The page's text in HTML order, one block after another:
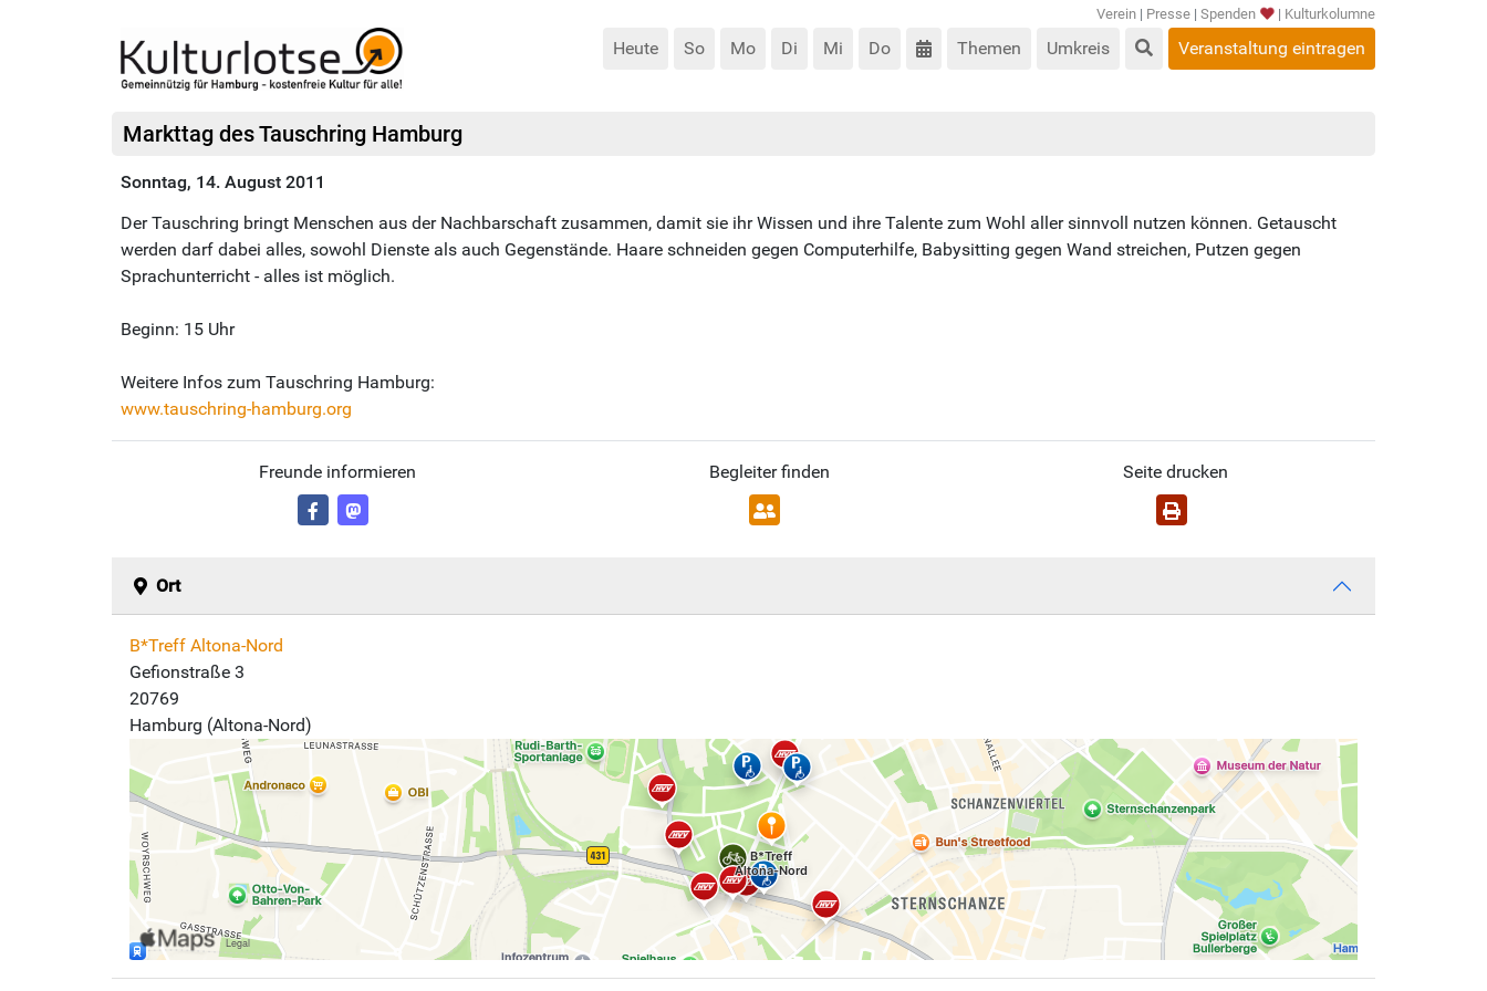
Verein | Presse | Spenden | Kulturkolumne
Heute So Mo Di Mi Do Themen Umkreis Veranstaltung eintragen
Markttag des Tauschring Hamburg
Sonntag, 14. August 2011
Der Tauschring bringt Menschen aus der Nachbarschaft zusammen, damit sie ihr Wissen und ihre Talente zum Wohl aller sinnvoll nutzen können. Getauscht
werden darf dabei alles, sowohl Dienste als auch Gegenstände. Haare schneiden gegen Computerhilfe, Babysitting gegen Wand streichen, Putzen gegen
Sprachunterricht - alles ist möglich.
Beginn: 15 Uhr
Weitere Infos zum Tauschring Hamburg:
www.tauschring-hamburg.org
Freunde informieren Begleiter finden Seite drucken
Ort
B*Treff Altona-Nord
Gefionstraße 3
20769
Hamburg (Altona-Nord)